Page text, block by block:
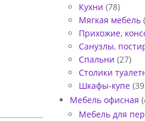
Кухни (78)
Мягкая мебель
Прихожие,
Санузлы,
Спальни (27)
Столики
Шкафы-купе
Мебель офисная
Мебель для